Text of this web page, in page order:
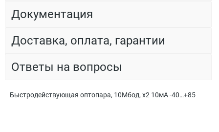
Документация
Доставка, оплата, гарантии
Ответы на вопросы
Быстродействующая оптопара, 10Мбод, x2 10мА -40…+85